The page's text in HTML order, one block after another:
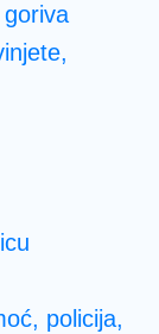
policija,